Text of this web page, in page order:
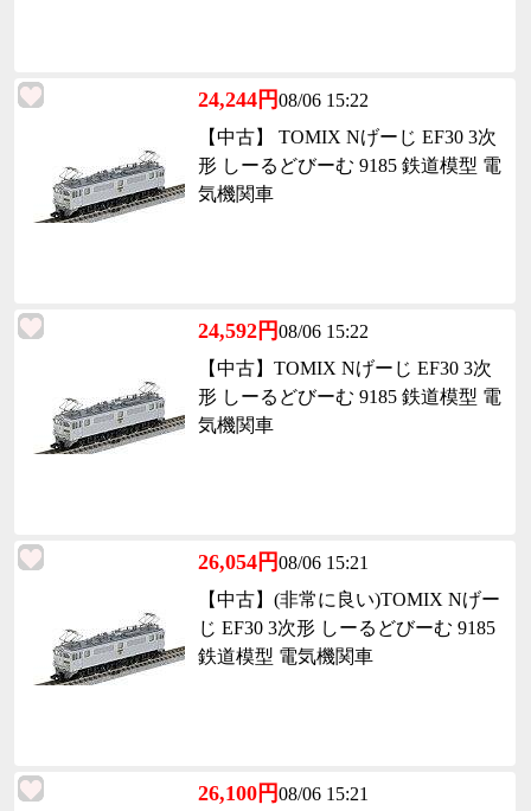
24,244円08/06 15:22
【中古】 TOMIX Nげーじ EF30 3次
形 しーるどびーむ 9185 鉄道模型 電
気機関車
24,592円08/06 15:22
【中古】TOMIX Nげーじ EF30 3次
形 しーるどびーむ 9185 鉄道模型 電
気機関車
26,054円08/06 15:21
【中古】(非常に良い)TOMIX Nげー
じ EF30 3次形 しーるどびーむ 9185
鉄道模型 電気機関車
26,100円08/06 15:21